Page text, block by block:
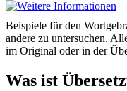
Beispiele für den
andere zu untersuchen.
im Original oder in der
Was ist